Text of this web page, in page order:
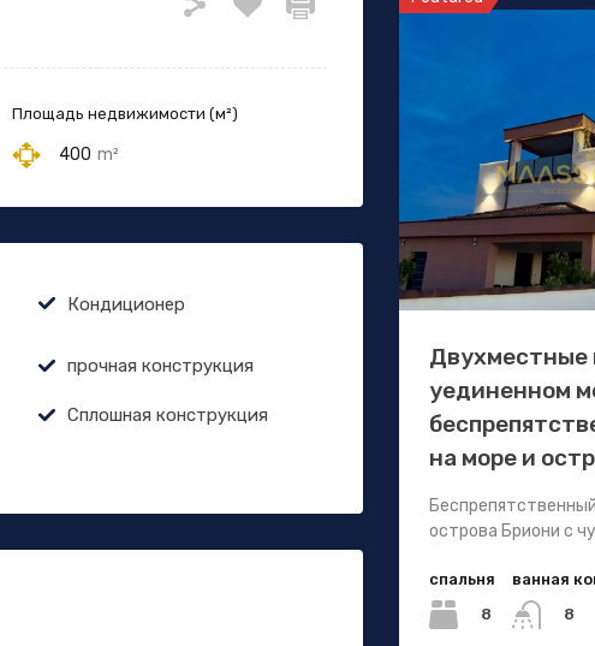
Площадь недвижимости (м²)
400 m²
Кондиционер
прочная конструкция
Сплошная конструкция
Двухместные
уединенном
на море и
острова Бриони с
спальня
8
ванная
8